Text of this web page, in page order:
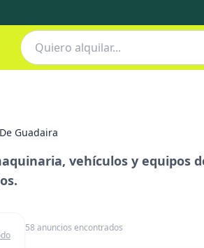
Guadaira
vehículos y equipos
58 anuncios encontrados